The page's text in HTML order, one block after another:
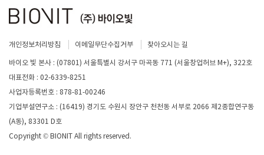
개인정보처리방침 이메일무단수집거부 찾아오시는 길
바이오 빛 본사 : (07801) 서울특별시 강서구 마곡동 771 (서울창업허브 M+), 322호
대표전화 : 02-6339-8251
사업자등록번호 : 878-81-00246
기업부설연구소 : (16419) 경기도 수원시 장안구 천천동 서부로 2066 제2종합연구동
(A동), 83301 D호
Copyright © BIONIT All rights reserved.